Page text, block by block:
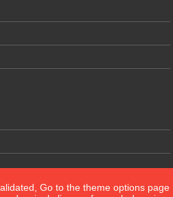
Go to the theme options page